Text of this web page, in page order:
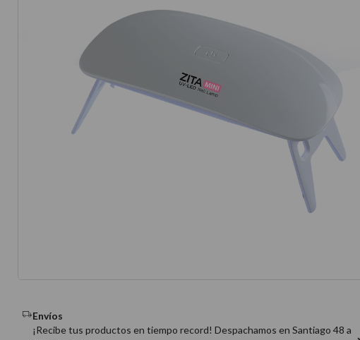
Envíos
¡Recibe tus productos en tiempo record! Despachamos en Santiago 48 a
7.